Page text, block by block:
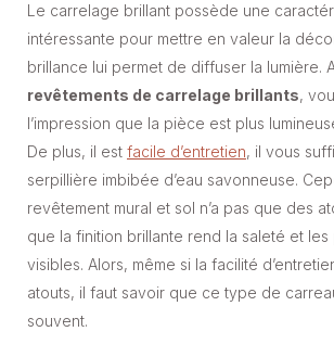
Le carrelage brillant possède une
intéressante pour mettre en valeur la
brillance lui permet de diffuser la lumière.
revêtements de carrelage brillants,
l’impression que la pièce est plus
De plus, il est facile d’entretien, il vous
serpillière imbibée d’eau savonneuse.
revêtement mural et sol n’a pas que des
que la finition brillante rend la saleté et les
visibles. Alors, même si la facilité
atouts, il faut savoir que ce type de
souvent.